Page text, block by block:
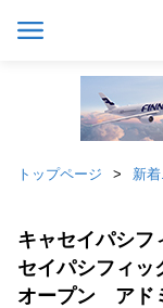
トップページ 新
キャセイパシフ
セイパシフィッ
オープン アド